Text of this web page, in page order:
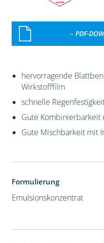
– PDF-
hervorragende
Wirkstofffilm
schnelle
Gute Kombinierbarkeit
Gute Mischbarkeit mit
Formulierung
Emulsionskonzentrat